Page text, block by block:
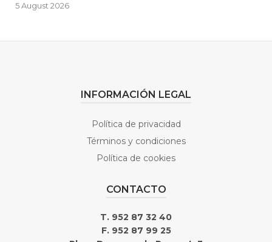
5 August 2026
INFORMACIÓN LEGAL
Política de privacidad
Términos y condiciones
Política de cookies
CONTACTO
T. 952 87 32 40
F. 952 87 99 25